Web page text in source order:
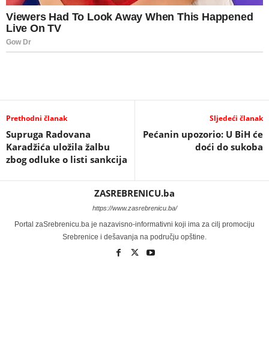
Prethodni članak
Supruga Radovana
Karadžića uložila žalbu
zbog odluke o listi sankcija
Sljedeći članak
Pećanin upozorio: U BiH će
doći do sukoba
ZASREBRENICU.ba
https://www.zasrebrenicu.ba/
Portal zaSrebrenicu.ba je nazavisno-informativni koji ima za cilj promociju
Srebrenice i dešavanja na području opštine.